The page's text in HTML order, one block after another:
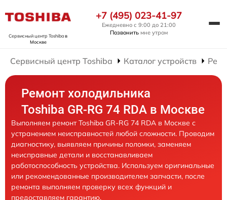
Сервисный центр Toshibaв
Москве
+7 (495) 023-41-97
Ежедневно с 9:00 до 21:00
Позвонить мне утром
Сервисный центр Toshiba Каталог устройств
Ремонт холодильника
Toshiba GR-RG 74 RDA в Москве
Выполняем ремонт Toshiba GR-RG 74 RDA в Москве с
устранением неисправностей любой сложности. Проводим
диагностику, выявляем причины поломки, заменяем
неисправные детали и восстанавливаем
работоспособность устройства. Используем оригинальные
или рекомендованные производителем запчасти, после
ремонта выполняем проверку всех функций и
предоставляем гарантию.